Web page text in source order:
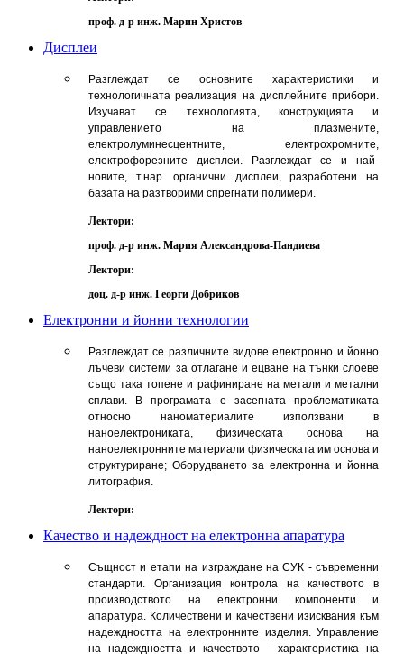
проф. д-р инж. Марин Христов
Дисплеи
Разглеждат се основните характеристики и
технологичната реализация на дисплейните прибори.
Изучават се технологията, конструкцията и
управлението на плазмените,
електролуминесцентните, електрохромните,
електрофорезните дисплеи. Разглеждат се и най-
новите, т.нар. органични дисплеи, разработени на
базата на разтворими спрегнати полимери.
Лектори:
проф. д-р инж. Мария Александрова-Пандиева
Лектори:
доц. д-р инж. Георги Добриков
Електронни и йонни технологии
Разглеждат се различните видове електронно и йонно
лъчеви системи за отлагане и ецване на тънки слоеве
също така топене и рафиниране на метали и метални
сплави. В програмата е засегната проблематиката
относно наноматериалите използвани в
наноелектрониката, физическата основа на
наноелектронните материали физическата им основа и
структуриране; Оборудването за електронна и йонна
литография.
Лектори:
Качество и надеждност на електронна апаратура
Същност и етапи на изграждане на СУК - съвременни
стандарти. Организация контрола на качеството в
производството на електронни компоненти и
апаратура. Количествени и качествени изисквания към
надеждността на електронните изделия. Управление
на надеждността и качеството - характеристика на